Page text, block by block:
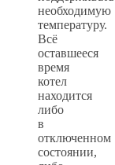
необходимую
температуру.
Всё
оставшееся
время
котел
находится
либо
в
отключенном
состоянии,